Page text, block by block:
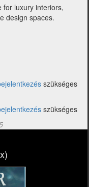
for luxury interiors,
design spaces.
szükséges
szükséges